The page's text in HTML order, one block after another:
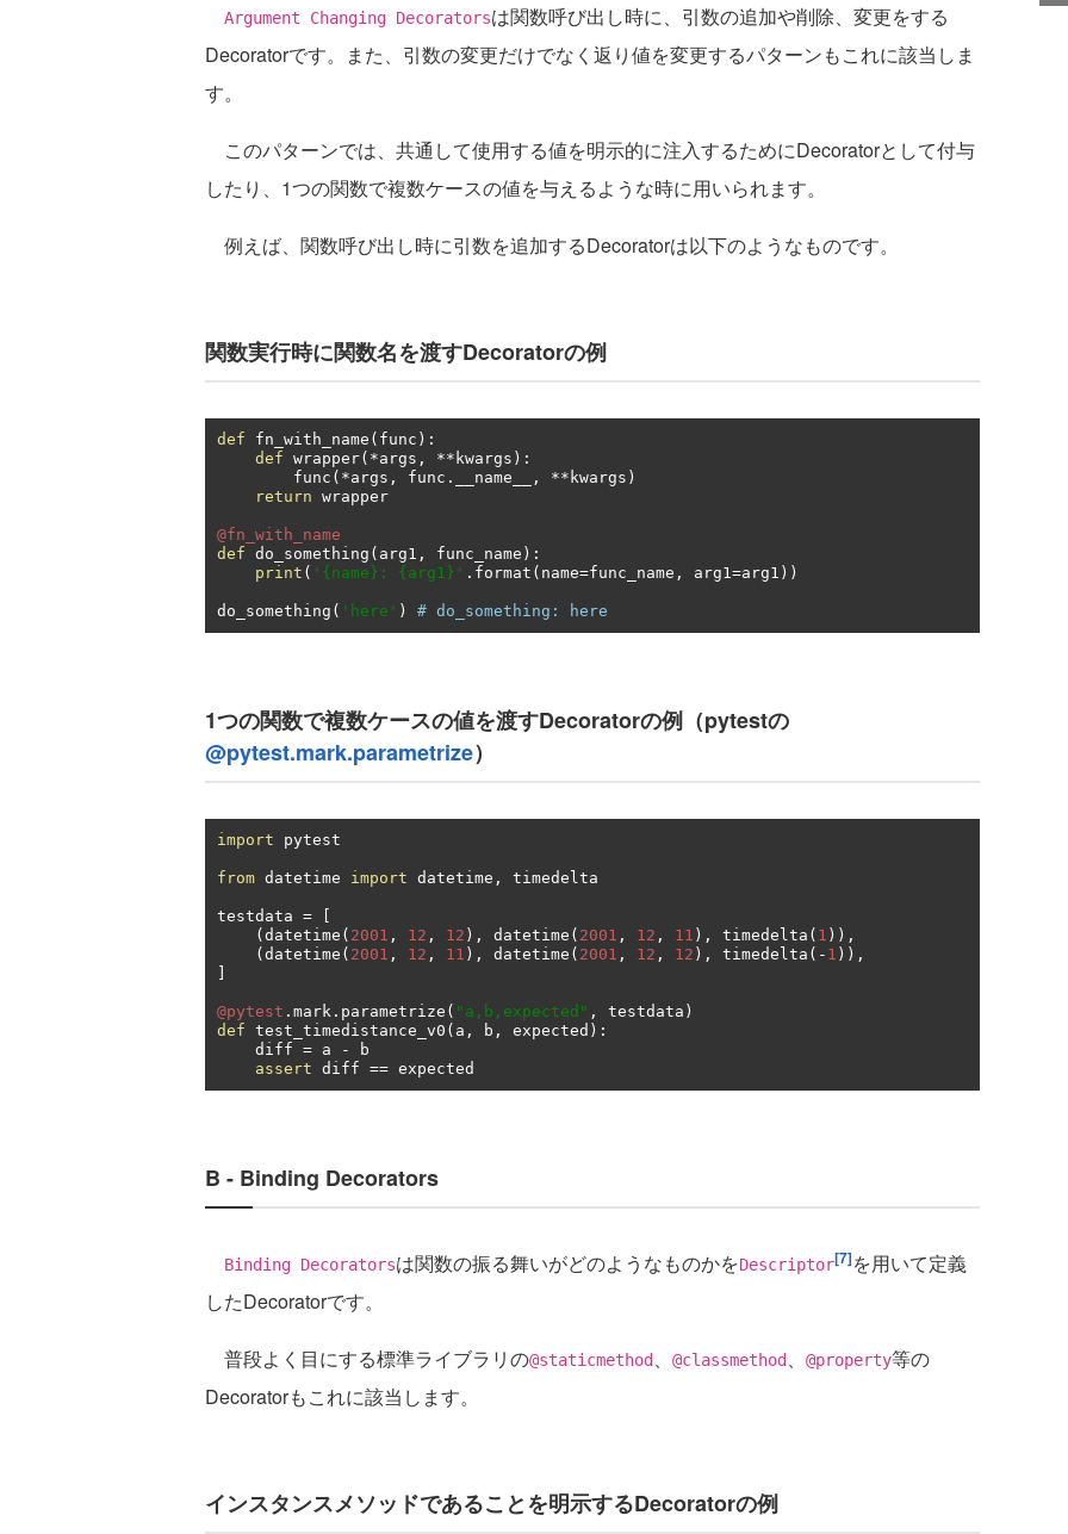
Argument Changing Decoratorsは関数呼び出し時に、引数の追加や削除、変更をする
Decoratorです。また、引数の変更だけでなく返り値を変更するパターンもこれに該当しま
す。
このパターンでは、共通して使用する値を明示的に注入するためにDecoratorとして付与
したり、1つの関数で複数ケースの値を与えるような時に用いられます。
例えば、関数呼び出し時に引数を追加するDecoratorは以下のようなものです。
関数実行時に関数名を渡すDecoratorの例
def fn_with_name ( func ):
def wrapper(*args , ** kwargs ):
        func
(*args , func . __name__ , ** kwargs )
return wrapper
@fn_with_name
def do_something ( arg1 , func_name ):
print ( '{name}: {arg1}' . format ( name=func_name , arg1 =arg1 ))
do_something ( 'here' ) # do_something: here
1つの関数で複数ケースの値を渡すDecoratorの例（pytestの
@pytest.mark.parametrize）
import pytest
from datetime import datetime , timedelta
testdata =
( datetime ( 2001 , 12 , 12 ), datetime ( 2001 , 12 , 11 ), timedelta ( 1 )),
( datetime ( 2001 , 12 , 11 ), datetime ( 2001 , 12 , 12 ), timedelta (- 1 )),
@pytest . mark . parametrize ( "a,b,expected" , testdata )
def test_timedistance_v0 ( a , b , expected ):
    diff
= a -
b
assert diff == expected
B - Binding Decorators
Binding Decoratorsは関数の振る舞いがどのようなものかをDescriptor[7]を用いて定義
したDecoratorです。
普段よく目にする標準ライブラリの@staticmethod 、 @classmethod 、 @property等の
Decoratorもこれに該当します。
インスタンスメソッドであることを明示するDecoratorの例